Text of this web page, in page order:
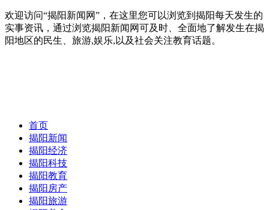
欢迎访问“揭阳新闻网”，在这里您可以浏览到揭阳每天发生的
实事资讯，通过浏览揭阳新闻网可及时、全面地了解发生在揭
阳地区的民生、旅游,娱乐,以及社会关注教育话题。
首页
揭阳新闻
揭阳经济
揭阳科技
揭阳教育
揭阳房产
揭阳旅游